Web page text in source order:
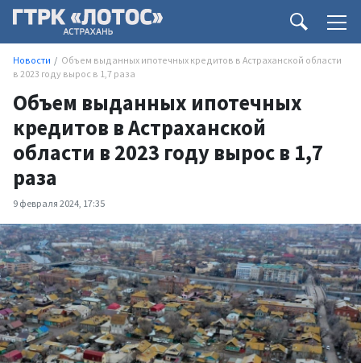
Новости
Объем выданных ипотечных кредитов в Астраханской области
в 2023 году вырос в 1,7 раза
Объем выданных ипотечных
кредитов в Астраханской
области в 2023 году вырос в 1,7
раза
9 февраля 2024, 17:35